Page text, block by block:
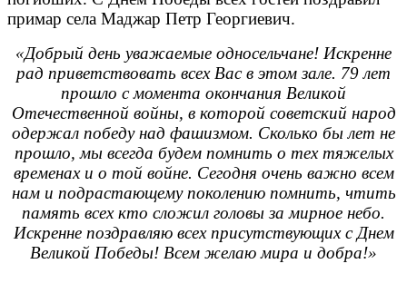
примар села Маджар Петр Георгиевич.
«Добрый день уважаемые односельчане! Искренне
рад приветствовать всех Вас в этом зале. 79 лет
прошло с момента окончания Великой
Отечественной войны, в которой советский народ
одержал победу над фашизмом. Сколько бы лет не
прошло, мы всегда будем помнить о тех тяжелых
временах и о той войне. Сегодня очень важно всем
нам и подрастающему поколению помнить, чтить
память всех кто сложил головы за мирное небо.
Искренне поздравляю всех присутствующих с Днем
Великой Победы! Всем желаю мира и добра!»